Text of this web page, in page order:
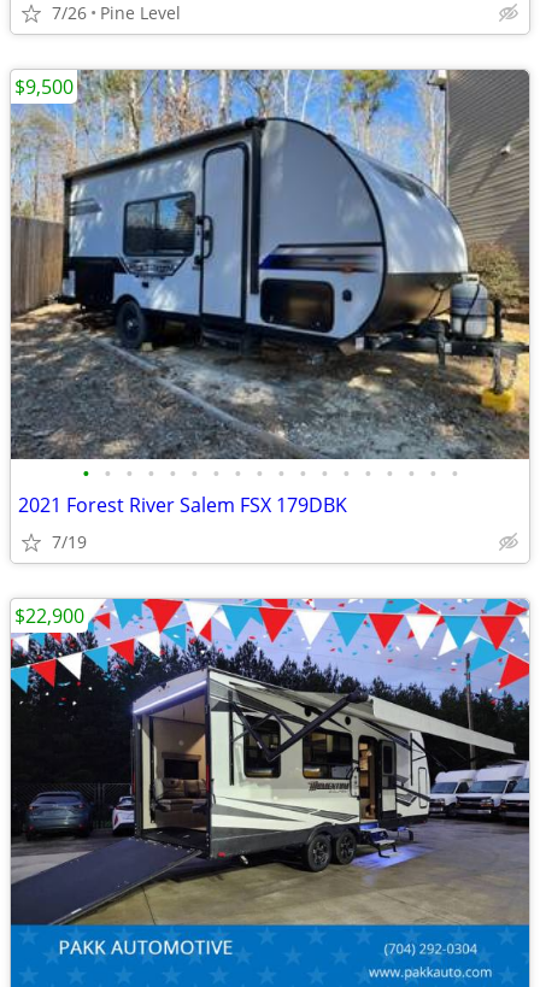
7/26 Pine Level
• • • • • • • • • • • • • • • • • •
2021 Forest River Salem FSX 179DBK
7/19
$9,500
$22,900